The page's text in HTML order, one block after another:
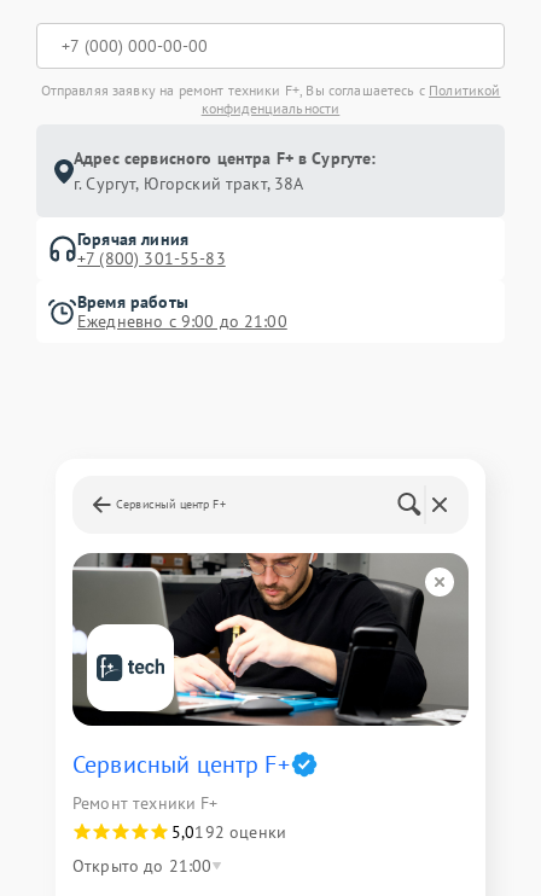
Отправляя заявку на ремонт техники F+, Вы соглашаетесь с Политикой
конфиденциальности
Адрес сервисного центра F+ в Сургуте:
г. Сургут, Югорский тракт, 38А
Горячая линия
+7 (800) 301-55-83
Время работы
Ежедневно с 9:00 до 21:00
Сервисный центр F+
Сервисный центр F+
Ремонт техники F+
5,0192 оценки
Открыто до 21:00